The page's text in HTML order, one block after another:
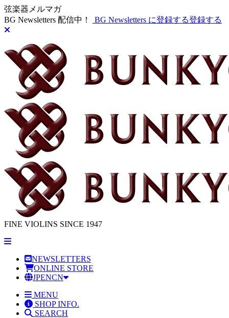
弦楽器メルマガ
BG Newsletters 配信中！
BG Newsletters に登録する登録する
FINE VIOLINS SINCE 1947
NEWSLETTERS
ONLINE STORE
JPENCN
MENU
SHOP INFO.
SEARCH